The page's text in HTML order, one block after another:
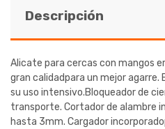
Descripción
Alicate para cercas con mangos
gran calidadpara un mejor agarre.
su uso intensivo.Bloqueador de
transporte. Cortador de alambre
hasta 3mm. Cargador